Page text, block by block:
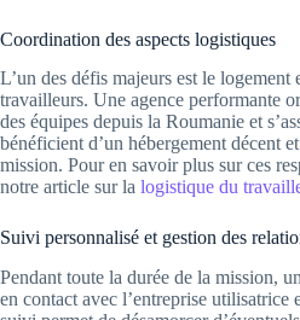
Coordination des aspects logistiques
L’un des défis majeurs est le logement
travailleurs. Une agence performante
des équipes depuis la Roumanie et
bénéficient d’un hébergement décent
mission. Pour en savoir plus sur ces
notre article sur la logistique du
Suivi personnalisé et gestion des
Pendant toute la durée de la mission,
en contact avec l’entreprise utilisatrice